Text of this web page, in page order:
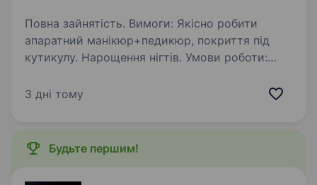
Повна зайнятість. Вимоги: Якісно робити
апаратний манікюр+педикюр, покриття під
кутикулу. Нарощення нігтів. Умови роботи:
обідів, мікрохвильовка, чайник, графік роботи
3 дні тому
Будьте першим!